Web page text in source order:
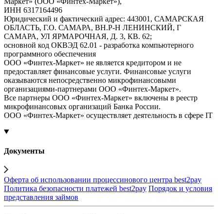
ИНН 6317164496
Юридический и фактический адрес: 443001, САМАРСКАЯ
ОБЛАСТЬ, Г.О. САМАРА, ВН.Р-Н ЛЕНИНСКИЙ, Г
САМАРА, УЛ ЯРМАРОЧНАЯ, Д. 3, КВ. 62;
основной код ОКВЭД 62.01 - разработка компьютерного
программного обеспечения
ООО «Финтех-Маркет» не является кредитором и не
предоставляет финансовые услуги. Финансовые услуги
оказываются непосредственно микрофинансовыми
организациями-партнерами ООО «Финтех-Маркет».
Все партнеры ООО «Финтех-Маркет» включены в реестр
микрофинансовых организаций Банка России.
ООО «Финтех-Маркет» осуществляет деятельность в сфере IT
Документы
Оферта об использовании процессинового центра best2pay
Политика безопасности платежей best2pay Порядок и условия
представления займов